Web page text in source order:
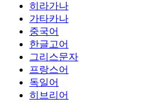
히라가나
가타카나
중국어
한글고어
그리스문자
프랑스어
독일어
히브리어